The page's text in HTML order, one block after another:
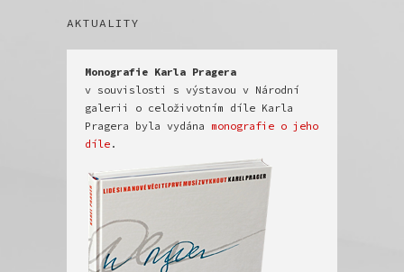
AKTUALITY
v souvislosti s výstavou v Národní
galerii o celoživotním díle Karla
Pragera byla vydána monografie o jeho
díle